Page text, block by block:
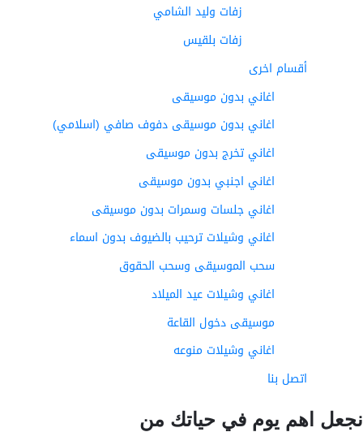
زفات وليد الشامي
زفات بلقيس
أقسام اخرى
اغاني بدون موسيقى
اغاني بدون موسيقى دفوف صافي (اسلامي)
اغاني تخرج بدون موسيقى
اغاني اجنبي بدون موسيقى
اغاني جلسات وسمرات بدون موسيقى
اغاني وشيلات ترحيب بالضيوف بدون اسماء
سحب الموسيقى وسحب الحقوق
اغاني وشيلات عيد الميلاد
موسيقى دخول القاعة
اغاني وشيلات منوعه
اتصل بنا
اهم يوم في حياتك من